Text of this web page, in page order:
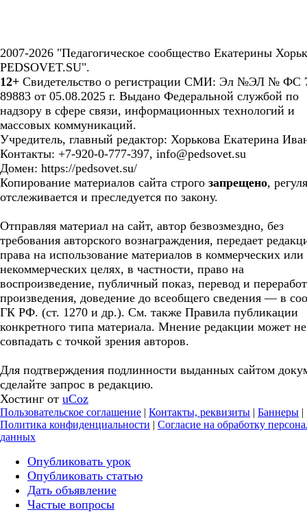
2007-2026 "Педагогическое сообщество Екатерины
PEDSOVET.SU".
12+ Свидетельство о регистрации СМИ: Эл №ЭЛ № ФС
89883 от 05.08.2025 г. Выдано Федеральной службой по
надзору в сфере связи, информационных технологий и
массовых коммуникаций.
Учредитель, главный редактор: Хорькова Екатерина
Контакты: +7-920-0-777-397, info@pedsovet.su
Домен: https://pedsovet.su/
Копирование материалов сайта строго запрещено,
отслеживается и преследуется по закону.
Отправляя материал на сайт, автор безвозмездно, без
требования авторского вознаграждения, передает
права на использование материалов в коммерческих или
некоммерческих целях, в частности, право на
воспроизведение, публичный показ, перевод и
произведения, доведение до всеобщего сведения — в
ГК РФ. (ст. 1270 и др.). См. также Правила публикации
конкретного типа материала. Мнение редакции может не
совпадать с точкой зрения авторов.
Для подтверждения подлинности выданных сайтом
сделайте запрос в редакцию.
Хостинг от uCoz
Пользовательское соглашение | Контакты, реквизиты | Баннеры |
Политика конфиденциальности | Согласие на обработку
данных
Опубликовать урок
Опубликовать статью
Дать объявление
Частые вопросы